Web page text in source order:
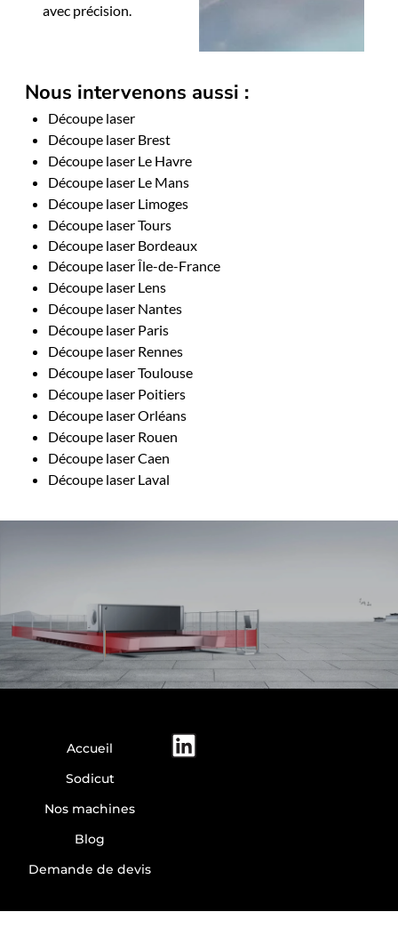
avec précision.
Nous intervenons aussi :
Découpe laser
Découpe laser Brest
Découpe laser Le Havre
Découpe laser Le Mans
Découpe laser Limoges
Découpe laser Tours
Découpe laser Bordeaux
Découpe laser Île-de-France
Découpe laser Lens
Découpe laser Nantes
Découpe laser Paris
Découpe laser Rennes
Découpe laser Toulouse
Découpe laser Poitiers
Découpe laser Orléans
Découpe laser Rouen
Découpe laser Caen
Découpe laser Laval
Accueil
Sodicut
Nos machines
Blog
Demande de devis